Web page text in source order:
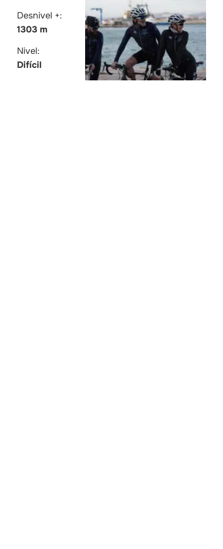
Desnivel +:
1303 m
Nivel:
Difícil